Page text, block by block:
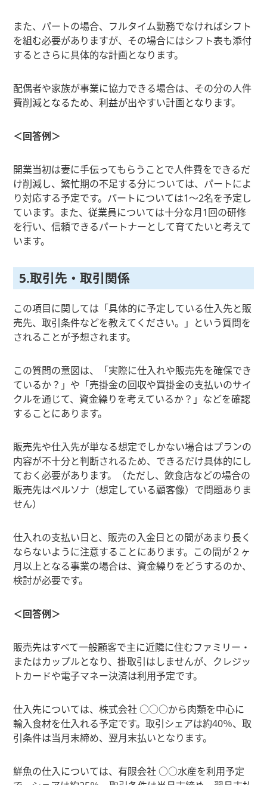
また、パートの場合、フルタイム勤務でなければシフト
を組む必要がありますが、その場合にはシフト表も添付
するとさらに具体的な計画となります。
配偶者や家族が事業に協力できる場合は、その分の人件
費削減となるため、利益が出やすい計画となります。
＜回答例＞
開業当初は妻に手伝ってもらうことで人件費をできるだ
け削減し、繁忙期の不足する分については、パートによ
り対応する予定です。パートについては1～2名を予定し
ています。また、従業員については十分な月1回の研修
を行い、信頼できるパートナーとして育てたいと考えて
います。
5.取引先・取引関係
この項目に関しては「具体的に予定している仕入先と販
売先、取引条件などを教えてください。」という質問を
されることが予想されます。
この質問の意図は、「実際に仕入れや販売先を確保でき
ているか？」や「売掛金の回収や買掛金の支払いのサイ
クルを通じて、資金繰りを考えているか？」などを確認
することにあります。
販売先や仕入先が単なる想定でしかない場合はプランの
内容が不十分と判断されるため、できるだけ具体的にし
ておく必要があります。（ただし、飲食店などの場合の
販売先はペルソナ（想定している顧客像）で問題ありま
せん）
仕入れの支払い日と、販売の入金日との間があまり長く
ならないように注意することにあります。この間が２ヶ
月以上となる事業の場合は、資金繰りをどうするのか、
検討が必要です。
＜回答例＞
販売先はすべて一般顧客で主に近隣に住むファミリー・
またはカップルとなり、掛取引はしませんが、クレジッ
トカードや電子マネー決済は利用予定です。
仕入先については、株式会社 ○○○から肉類を中心に
輸入食材を仕入れる予定です。取引シェアは約40％、取
引条件は当月末締め、翌月末払いとなります。
鮮魚の仕入については、有限会社 ○○水産を利用予定